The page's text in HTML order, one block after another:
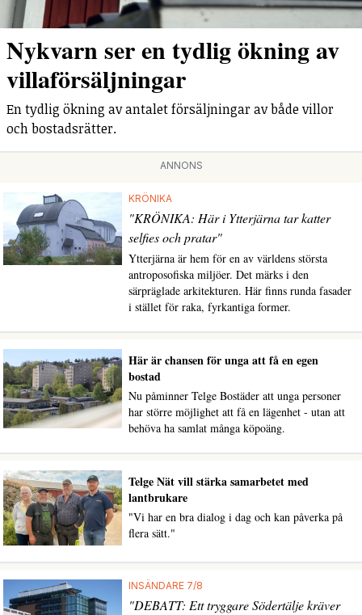
Nykvarn ser en tydlig ökning av
villaförsäljningar
En tydlig ökning av antalet försäljningar av både villor
och bostadsrätter.
ANNONS
KRÖNIKA
"KRÖNIKA: Här i Ytterjärna tar katter
selfies och pratar"
Ytterjärna är hem för en av världens största
antroposofiska miljöer. Det märks i den
särpräglade arkitekturen. Här finns runda fasader
i stället för raka, fyrkantiga former.
Här är chansen för unga att få en egen
bostad
Nu påminner Telge Bostäder att unga personer
har större möjlighet att få en lägenhet - utan att
behöva ha samlat många köpoäng.
Telge Nät vill stärka samarbetet med
lantbrukare
"Vi har en bra dialog i dag och kan påverka på
flera sätt."
INSÄNDARE 7/8
"DEBATT: Ett tryggare Södertälje kräver